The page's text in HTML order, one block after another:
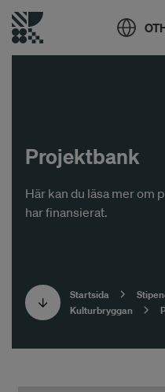
Projektbank
Här kan du läsa mer om
har finansierat.
Startsida
Kulturbryggan